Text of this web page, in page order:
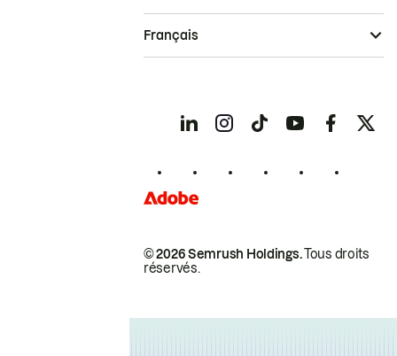
© 2026 Semrush Holdings.Tous droits
réservés.
Français